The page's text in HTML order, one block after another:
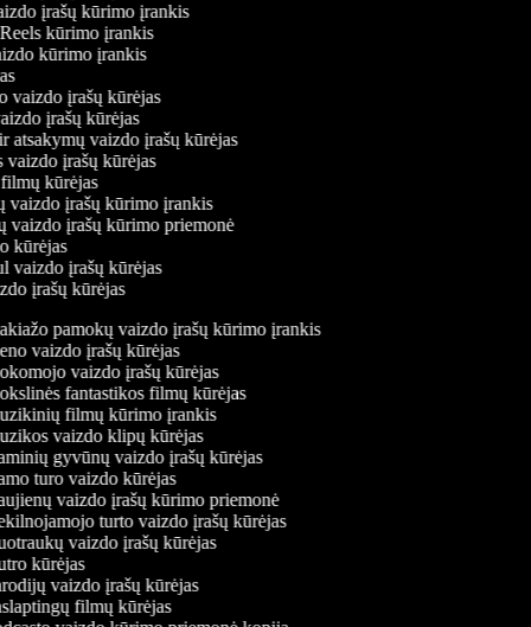
įrašų kūrimo įrankis
Reels kūrimo įrankis
kūrimo įrankis
vaizdo įrašų kūrėjas
įrašų kūrėjas
atsakymų vaizdo įrašų kūrėjas
vaizdo įrašų kūrėjas
kūrėjas
vaizdo įrašų kūrimo įrankis
vaizdo įrašų kūrimo priemonė
kūrėjas
vaizdo įrašų kūrėjas
įrašų kūrėjas
pamokų vaizdo įrašų kūrimo įrankis
vaizdo įrašų kūrėjas
vaizdo įrašų kūrėjas
fantastikos filmų kūrėjas
filmų kūrimo įrankis
vaizdo klipų kūrėjas
gyvūnų vaizdo įrašų kūrėjas
turo vaizdo kūrėjas
vaizdo įrašų kūrimo priemonė
turto vaizdo įrašų kūrėjas
vaizdo įrašų kūrėjas
kūrėjas
vaizdo įrašų kūrėjas
filmų kūrėjas